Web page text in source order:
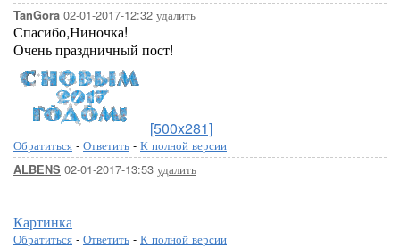
TanGora 02-01-2017-12:32 удалить
Спасибо,Ниночка!
Очень праздничный пост!
[500x281]
Обратиться - Ответить - К полной версии
ALBENS 02-01-2017-13:53 удалить
Картинка
Обратиться - Ответить - К полной версии